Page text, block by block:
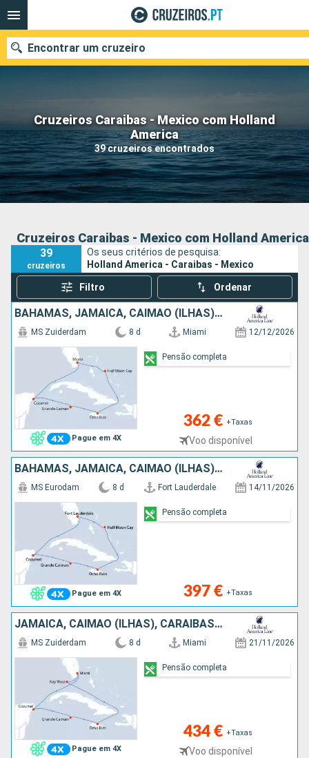
Cruzeiros Caraibas - Mexico com Holland
America
39 cruzeiros encontrados
Encontrar um cruzeiro
Quando ir?
Data de partida
Portos Companhias
Cruzeiros Caraibas - Mexico com Holland America
39
cruzeiros
Os seus critérios de pesquisa:
Holland America - Caraibas - Mexico
Filtro Ordenar
BAHAMAS, JAMAICA, CAIMÃO (ILHAS), CARAIBAS - MEXICO, ESTADOS UNIDOS
Pague em 4X
MS Zuiderdam 8 d Miami 12/12/2026
362 € +Taxas
Voo disponível
Pensão completa
BAHAMAS, JAMAICA, CAIMÃO (ILHAS), CARAIBAS - MEXICO, ESTADOS UNIDOS
Pague em 4X
MS Eurodam 8 d Fort Lauderdale 14/11/2026
397 € +Taxas
Pensão completa
JAMAICA, CAIMÃO (ILHAS), CARAIBAS - MEXICO, ESTADOS UNIDOS
Pague em 4X
MS Zuiderdam 8 d Miami 21/11/2026
434 € +Taxas
Voo disponível
Pensão completa